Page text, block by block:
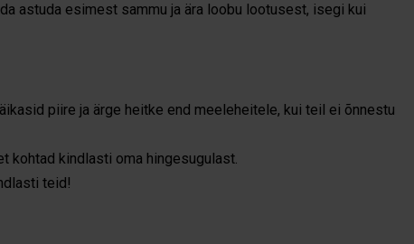
astuda esimest sammu ja ära loobu lootusest, isegi kui
piire ja ärge heitke end meeleheitele, kui teil ei õnnestu
kohtad kindlasti oma hingesugulast.
teid!